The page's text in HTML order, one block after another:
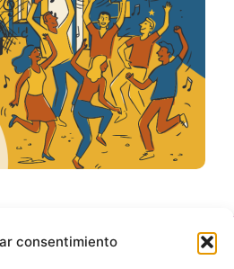
consentimiento